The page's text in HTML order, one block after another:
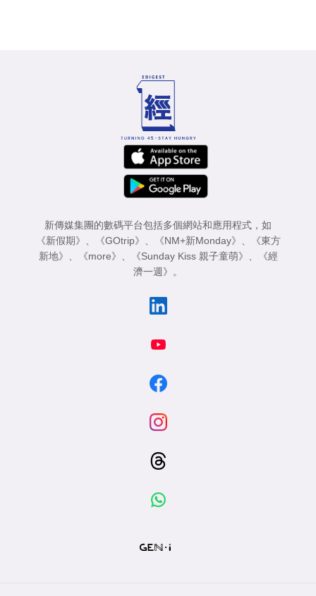
新傳媒集團的數碼平台包括多個網站和應用程式，如
《新假期》
《GOtrip》 《NM+新Monday》
《東方
新地》
《more》 《Sunday Kiss 親子童萌》
《經
濟一週》
。